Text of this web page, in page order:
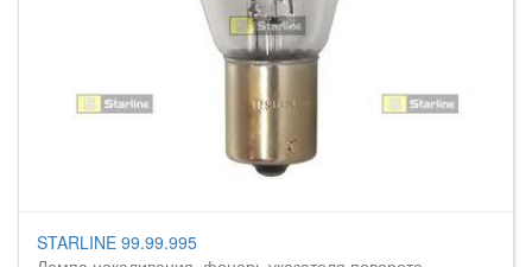
STARLINE 99.99.995